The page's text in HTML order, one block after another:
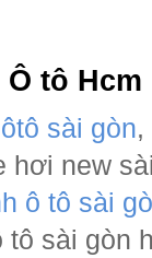
tô Hcm
sài gòn,
hơi new
ô tô sài
tô sài gòn